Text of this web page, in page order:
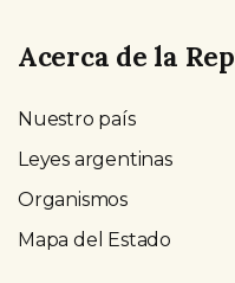
Acerca de la
Nuestro país
Leyes argentinas
Organismos
Mapa del Estado